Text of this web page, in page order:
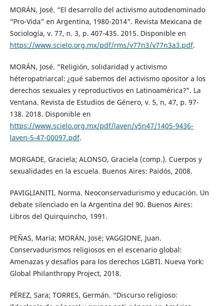
MORÁN, José. “El desarrollo del activismo autodenominado
“Pro-Vida” en Argentina, 1980-2014”. Revista Mexicana de
Sociología, v. 77, n. 3, p. 407-435. 2015. Disponible en
https://www.scielo.org.mx/pdf/rms/v77n3/v77n3a3.pdf.
MORÁN, José. “Religión, solidaridad y activismo
héteropatriarcal: ¿qué sabemos del activismo opositor a los
derechos sexuales y reproductivos en Latinoamérica?”. La
Ventana. Revista de Estudios de Género, v. 5, n, 47, p. 97-
138. 2018. Disponible en
https://www.scielo.org.mx/pdf/laven/v5n47/1405-9436-
laven-5-47-00097.pdf.
MORGADE, Graciela; ALONSO, Graciela (comp.). Cuerpos y
sexualidades en la escuela. Buenos Aires: Paidós, 2008.
PAVIGLIANITI, Norma. Neoconservadurismo y educación. Un
debate silenciado en la Argentina del 90. Buenos Aires:
Libros del Quirquincho, 1991.
PEÑAS, María; MORÁN, José; VAGGIONE, Juan.
Conservadurismos religiosos en el escenario global:
Amenazas y desafíos para los derechos LGBTI. Nueva York:
Global Philanthropy Project, 2018.
PÉREZ, Sara; TORRES, Germán. “Discurso religioso: